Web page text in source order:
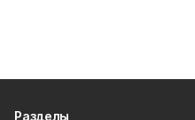
Разделы